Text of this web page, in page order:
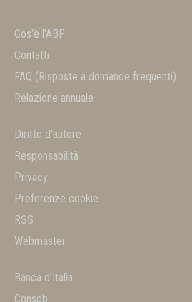
Cos'è l'ABF
Contatti
FAQ (Risposte a domande frequenti)
Relazione annuale
Diritto d'autore
Responsabilità
Privacy
Preferenze cookie
RSS
Webmaster
Banca d'Italia
Consob